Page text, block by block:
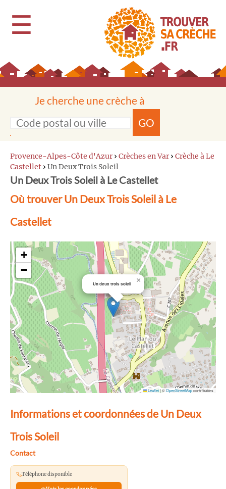
☰
Je cherche une crèche à
GO
Provence-Alpes-Côte d'Azur › Crèches en Var › Crèche à Le
Castellet › Un Deux Trois Soleil
Un Deux Trois Soleil à Le Castellet
Où trouver Un Deux Trois Soleil à Le
Castellet
Un deux trois soleil ×
+
−
Leaflet|©OpenStreetMapcontributors
Informations et coordonnées de Un Deux
Trois Soleil
Contact
Téléphone disponible